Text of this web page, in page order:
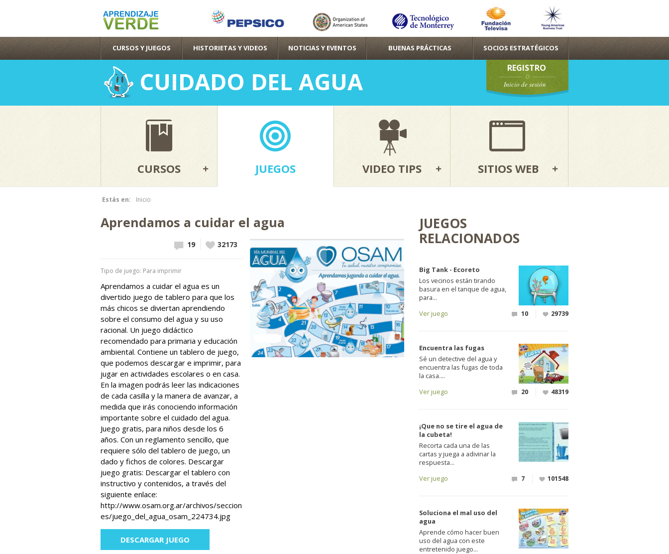
contenido
principal
CURSOS Y JUEGOS HISTORIETAS Y VIDEOS NOTICIAS Y EVENTOS BUENAS PRÁCTICAS SOCIOS ESTRATÉGICOS
REGISTRO
Inicio de sesión
CUIDADO DEL AGUA
CURSOS JUEGOS VIDEO TIPS SITIOS WEB
Estás en:
Se encuentra usted aquí
Inicio
Aprendamos a cuidar el agua
32173
Vote up!
19
Tipo de juego: Para imprimir
Aprendamos a cuidar el agua es un
divertido juego de tablero para que los
más chicos se diviertan aprendiendo
sobre el consumo del agua y su uso
racional. Un juego didáctico
recomendado para primaria y educación
ambiental. Contiene un tablero de juego,
que podemos descargar e imprimir, para
jugar en actividades escolares o en casa.
En la imagen podrás leer las indicaciones
de cada casilla y la manera de avanzar, a
medida que irás conociendo información
importante sobre el cuidado del agua.
Juego gratis, para niños desde los 6
años. Con un reglamento sencillo, que
requiere sólo del tablero de juego, un
dado y fichos de colores. Descargar
juego gratis: Descargar el tablero con
instructivo y contenidos, a través del
siguiente enlace:
http://www.osam.org.ar/archivos/seccion
es/juego_del_agua_osam_224734.jpg
DESCARGAR JUEGO
JUEGOS
RELACIONADOS
Big Tank - Ecoreto
Los vecinos están tirando
basura en el tanque de agua,
para...
Ver juego
29739
10
Encuentra las fugas
Sé un detective del agua y
encuentra las fugas de toda
la casa....
Ver juego
48319
20
¡Que no se tire el agua de
la cubeta!
Recorta cada una de las
cartas y juega a adivinar la
respuesta...
Ver juego
101548
7
Soluciona el mal uso del
agua
Aprende cómo hacer buen
uso del agua con este
entretenido juego...